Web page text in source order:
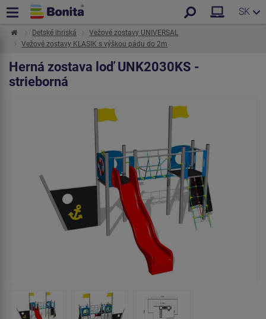
SK
Detské ihriská
Vežové zostavy UNIVERSAL
Vežové zostavy KLASIK s výškou pádu do 2m
Herná zostava loď UNK2030KS -
strieborná